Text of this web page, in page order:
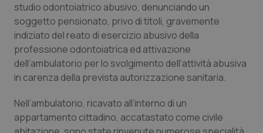
Basilicata
Calabria
Campania
Emilia-Romagna
Artrite & artrosi
Asma & BPCO
Car-T
Colesterolo & coronaropatie
QS Club Newsletter
studio odontoiatrico abusivo, denunciando un
soggetto pensionato, privo di titoli, gravemente
indiziato del reato di esercizio abusivo della
professione odontoiatrica ed attivazione
dell’ambulatorio per lo svolgimento dell’attività abusiva
in carenza della prevista autorizzazione sanitaria.
Nell’ambulatorio, ricavato all’interno di un
appartamento cittadino, accatastato come civile